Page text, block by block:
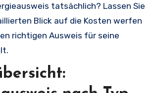
tatsächlich? Lassen Sie
Blick auf die Kosten werfen
richtigen Ausweis für seine